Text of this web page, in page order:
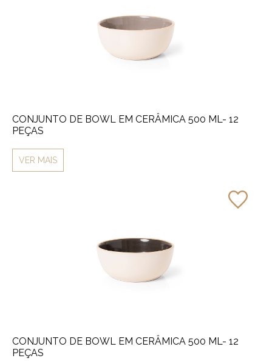
CONJUNTO DE BOWL EM CERÂMICA 500 ML- 12
PEÇAS
VER MAIS
CONJUNTO DE BOWL EM CERÂMICA 500 ML- 12
PEÇAS